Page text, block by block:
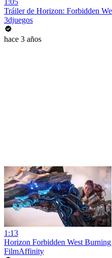
1:05
Tráiler de Horizon: Forbidden
3djuegos
hace 3 años
1:13
Horizon Forbidden West
FilmAffinity